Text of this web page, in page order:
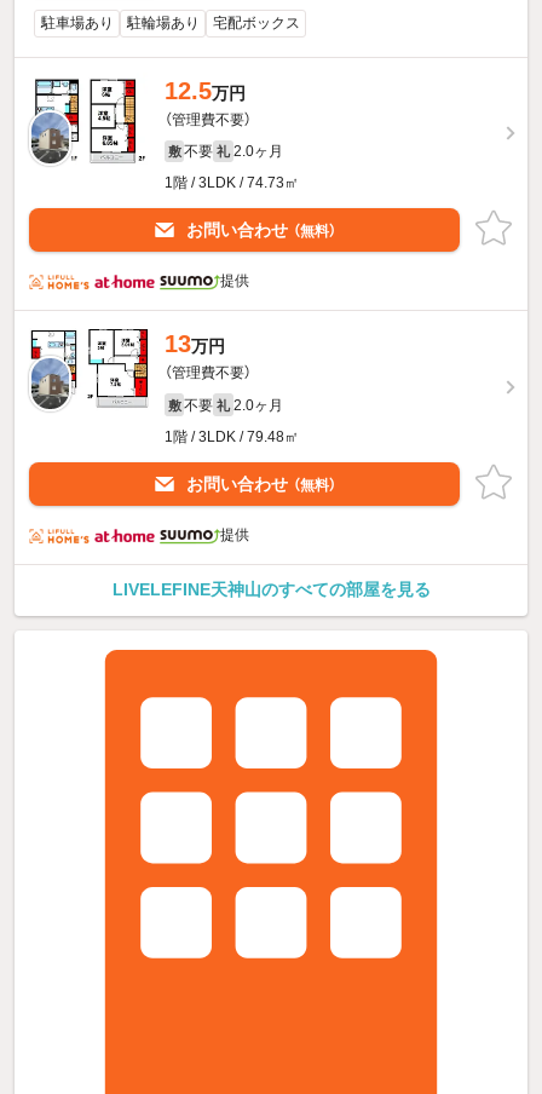
駐車場あり 駐輪場あり 宅配ボックス
12.5万円
（管理費不要）
敷 不要 礼 2.0ヶ月
1階 / 3LDK / 74.73㎡
お問い合わせ （無料）
提供
13万円
（管理費不要）
敷 不要 礼 2.0ヶ月
1階 / 3LDK / 79.48㎡
お問い合わせ （無料）
提供
LIVELEFINE天神山のすべての部屋を見る